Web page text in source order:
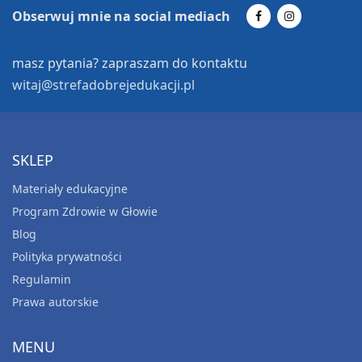
MATERIAŁY EDUKACYJNE
NARODZINY MIŁOŚCI- Przygody KULECZKI z
Obserwuj mnie na social mediach
masz pytania? zapraszam do kontaktu
witaj@strefadobrejedukacji.pl
SKLEP
Materiały edukacyjne
Program Zdrowie w Głowie
Blog
Polityka prywatności
Regulamin
Prawa autorskie
MENU